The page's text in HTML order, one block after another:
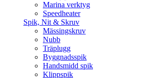
Marina verktyg
Speedheater
Spik, Nit & Skruv
Mässingskruv
Nubb
Träplugg
Byggnadsspik
Handsmidd spik
Klippspik